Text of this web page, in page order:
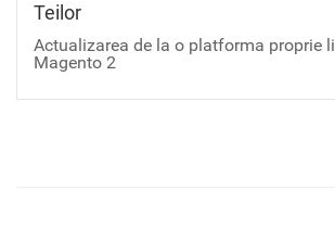
Teilor
Actualizarea de la o platforma proprie
Magento 2